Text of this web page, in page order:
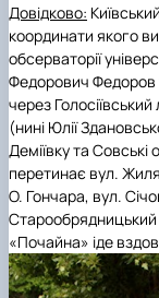
Довідково:
координати якого
обсерваторії
Федорович Федоров
через
(нині Юлії
Деміївку та
перетинає вул.
О. Гончара, вул.
Старообрядницький
«Почайна» іде